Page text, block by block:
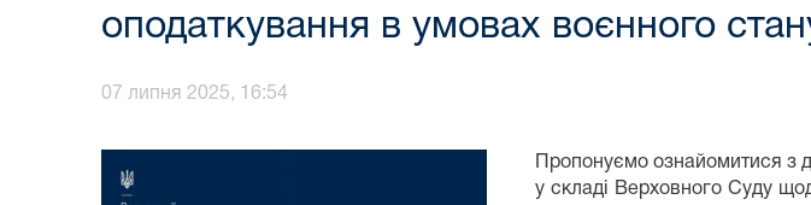
оподаткування в умовах воєнного
07 липня 2025, 16:54
Пропонуємо ознайомитися з
у складі Верховного Суду